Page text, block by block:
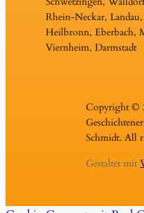
Rhein-Neckar,
Heilbronn, Eberbach,
Viernheim, Darmstadt
Copyright ©
Schmidt. All
Gestaltet mit